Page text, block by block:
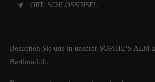
ORT: SCHLOSSINSEL
Besuchen Sie uns in unserer SOPHIE‘S ALM
Bartlmädult.